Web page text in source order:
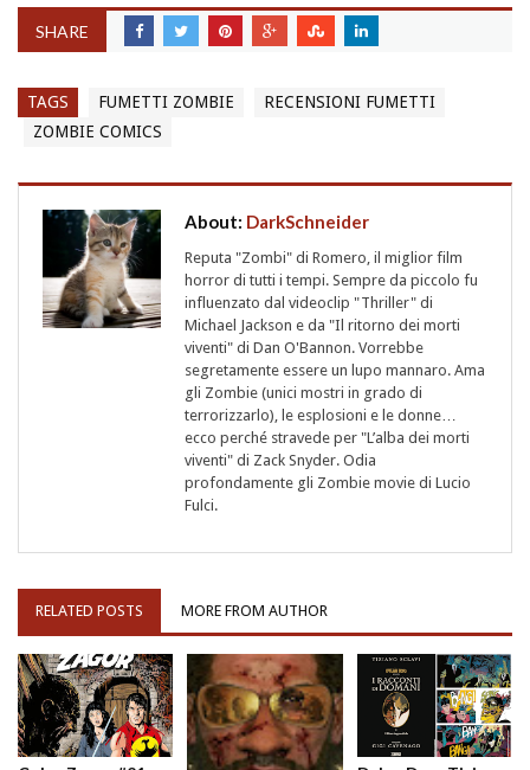
SHARE
TAGS FUMETTI ZOMBIE
RECENSIONI FUMETTI
ZOMBIE COMICS
About: DarkSchneider
Reputa "Zombi" di Romero, il miglior film
horror di tutti i tempi. Sempre da piccolo fu
influenzato dal videoclip "Thriller" di
Michael Jackson e da "Il ritorno dei morti
viventi" di Dan O'Bannon. Vorrebbe
segretamente essere un lupo mannaro. Ama
gli Zombie (unici mostri in grado di
terrorizzarlo), le esplosioni e le donne…
ecco perché stravede per "L’alba dei morti
viventi" di Zack Snyder. Odia
profondamente gli Zombie movie di Lucio
Fulci.
RELATED POSTS MORE FROM AUTHOR